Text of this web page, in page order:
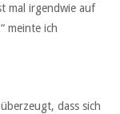
mal irgendwie auf
meinte ich
dass sich